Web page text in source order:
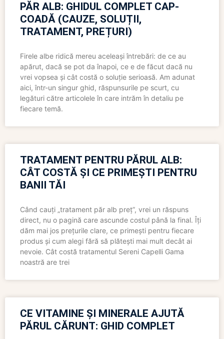
PĂR ALB: GHIDUL COMPLET CAP-
COADĂ (CAUZE, SOLUȚII,
TRATAMENT, PREȚURI)
Firele albe ridică mereu aceleași întrebări: de ce au
apărut, dacă se pot da înapoi, ce e de făcut dacă nu
vrei vopsea și cât costă o soluție serioasă. Am adunat
aici, într-un singur ghid, răspunsurile pe scurt, cu
legături către articolele în care intrăm în detaliu pe
fiecare temă.
TRATAMENT PENTRU PĂRUL ALB:
CÂT COSTĂ ȘI CE PRIMEȘTI PENTRU
BANII TĂI
Când cauți „tratament păr alb preț”, vrei un răspuns
direct, nu o pagină care ascunde costul până la final. Îți
dăm mai jos prețurile clare, ce primești pentru fiecare
produs și cum alegi fără să plătești mai mult decât ai
nevoie. Cât costă tratamentul Sereni Capelli Gama
noastră are trei
CE VITAMINE ȘI MINERALE AJUTĂ
PĂRUL CĂRUNT: GHID COMPLET